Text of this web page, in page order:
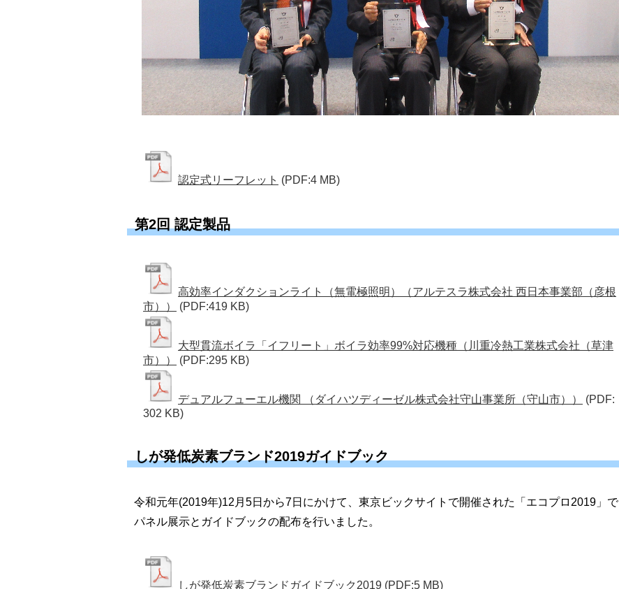
認定式リーフレット (PDF:4 MB)
第2回 認定製品
高効率インダクションライト（無電極照明）（アルテスラ株式会社 西日本事業部（彦根
市））
(PDF:419 KB)
大型貫流ボイラ「イフリート」ボイラ効率99%対応機種（川重冷熱工業株式会社（草津
市））
(PDF:295 KB)
デュアルフューエル機関 （ダイハツディーゼル株式会社守山事業所（守山市））
(PDF:
302 KB)
しが発低炭素ブランド2019ガイドブック
令和元年(2019年)12月5日から7日にかけて、東京ビックサイトで開催された「エコプロ2019」で
パネル展示とガイドブックの配布を行いました。
しが発低炭素ブランドガイドブック2019 (PDF:5 MB)